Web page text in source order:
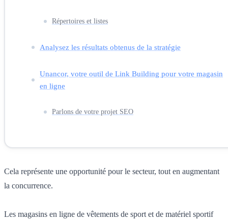
Répertoires et listes
Analysez les résultats obtenus de la stratégie
Unancor, votre outil de Link Building pour votre magasin
en ligne
Parlons de votre projet SEO
Cela représente une opportunité pour le secteur, tout en augmentant
la concurrence.
Les magasins en ligne de vêtements de sport et de matériel sportif